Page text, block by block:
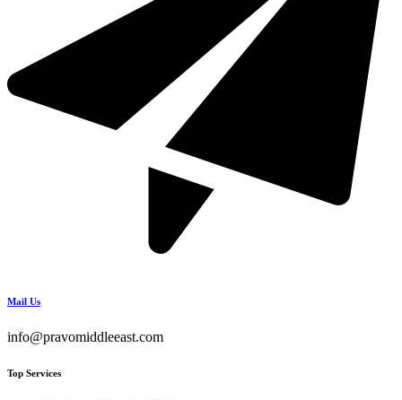
Mail Us
info@pravomiddleeast.com
Top Services